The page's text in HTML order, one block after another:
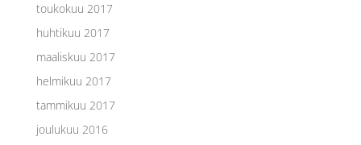
toukokuu 2017
huhtikuu 2017
maaliskuu 2017
helmikuu 2017
tammikuu 2017
joulukuu 2016